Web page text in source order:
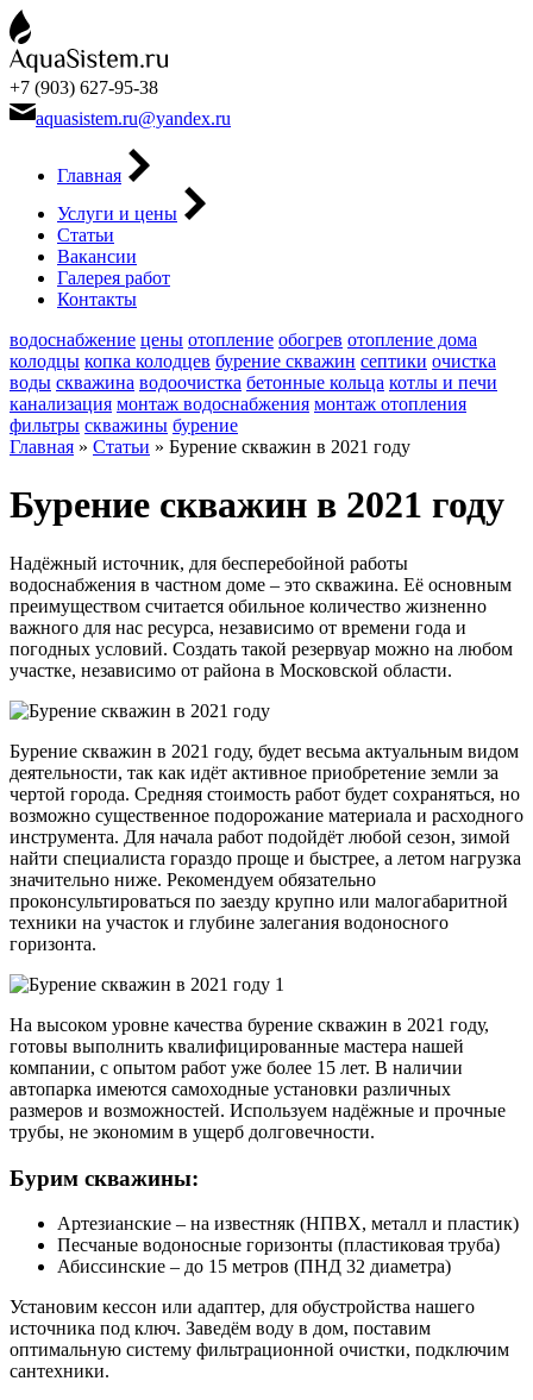
+7 (903) 627-95-38
aquasistem.ru@yandex.ru
Главная
Услуги и цены
Статьи
Вакансии
Галерея работ
Контакты
водоснабжение цены отопление обогрев отопление дома
колодцы копка колодцев бурение скважин септики очистка
воды скважина водоочистка бетонные кольца котлы и печи
канализация монтаж водоснабжения монтаж отопления
фильтры скважины бурение
Главная » Статьи » Бурение скважин в 2021 году
Бурение скважин в 2021 году
Надёжный источник, для бесперебойной работы
водоснабжения в частном доме – это скважина. Её основным
преимуществом считается обильное количество жизненно
важного для нас ресурса, независимо от времени года и
погодных условий. Создать такой резервуар можно на любом
участке, независимо от района в Московской области.
Бурение скважин в 2021 году, будет весьма актуальным видом
деятельности, так как идёт активное приобретение земли за
чертой города. Средняя стоимость работ будет сохраняться, но
возможно существенное подорожание материала и расходного
инструмента. Для начала работ подойдёт любой сезон, зимой
найти специалиста гораздо проще и быстрее, а летом нагрузка
значительно ниже. Рекомендуем обязательно
проконсультироваться по заезду крупно или малогабаритной
техники на участок и глубине залегания водоносного
горизонта.
На высоком уровне качества бурение скважин в 2021 году,
готовы выполнить квалифицированные мастера нашей
компании, с опытом работ уже более 15 лет. В наличии
автопарка имеются самоходные установки различных
размеров и возможностей. Используем надёжные и прочные
трубы, не экономим в ущерб долговечности.
Бурим скважины:
Артезианские – на известняк (НПВХ, металл и пластик)
Песчаные водоносные горизонты (пластиковая труба)
Абиссинские – до 15 метров (ПНД 32 диаметра)
Установим кессон или адаптер, для обустройства нашего
источника под ключ. Заведём воду в дом, поставим
оптимальную систему фильтрационной очистки, подключим
сантехники.